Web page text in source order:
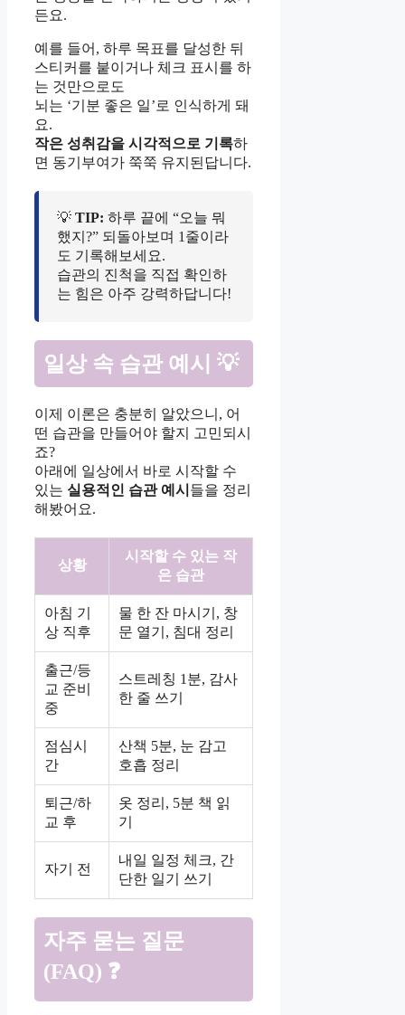
든요.
예를 들어, 하루 목표를 달성한 뒤
스티커를 붙이거나 체크 표시를 하
는 것만으로도
뇌는 ‘기분 좋은 일’로 인식하게 돼
요.
작은 성취감을 시각적으로 기록하
면 동기부여가 쭉쭉 유지된답니다.
💡 TIP: 하루 끝에 “오늘 뭐
했지?” 되돌아보며 1줄이라
도 기록해보세요.
습관의 진척을 직접 확인하
는 힘은 아주 강력하답니다!
일상 속 습관 예시 💡
이제 이론은 충분히 알았으니, 어
떤 습관을 만들어야 할지 고민되시
죠?
아래에 일상에서 바로 시작할 수
있는 실용적인 습관 예시 들을 정리
해봤어요.
상황
시작할 수 있는 작
은 습관
아침 기
상 직후
물 한 잔 마시기, 창
문 열기, 침대 정리
출근/등
교 준비
중
스트레칭 1분, 감사
한 줄 쓰기
점심시
간
산책 5분, 눈 감고
호흡 정리
퇴근/하
교 후
옷 정리, 5분 책 읽
기
자기 전
내일 일정 체크, 간
단한 일기 쓰기
자주 묻는 질문
(FAQ) ❓